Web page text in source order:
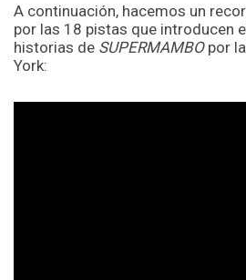
A continuación, hacemos un
por las 18 pistas que introducen
historias de SUPERMAMBO por
York: